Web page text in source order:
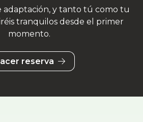
adaptación, y tanto tú como tu
tranquilos desde el primer
momento.
reserva